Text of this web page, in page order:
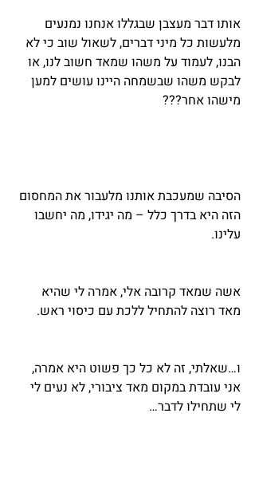
אותו דבר מעצבן שבגללו אנחנו נמנעים
מלעשות כל מיני דברים, לשאול שוב כי לא
הבנו, לעמוד על משהו שמאד חשוב לנו, או
לבקש משהו שבשמחה היינו עושים למען
מישהו אחר???
הסיבה שמעכבת אותנו מלעבור את המחסום
הזה היא בדרך כלל – מה יגידו, מה יחשבו
עלינו.
אשה שמאד קרובה אלי, אמרה לי שהיא
מאד רוצה להתחיל ללכת עם כיסוי ראש.
ו…שאלתי, זה לא כל כך פשוט היא אמרה,
אני עובדת במקום מאד ציבורי, לא נעים לי
לי שתחילו לדבר…